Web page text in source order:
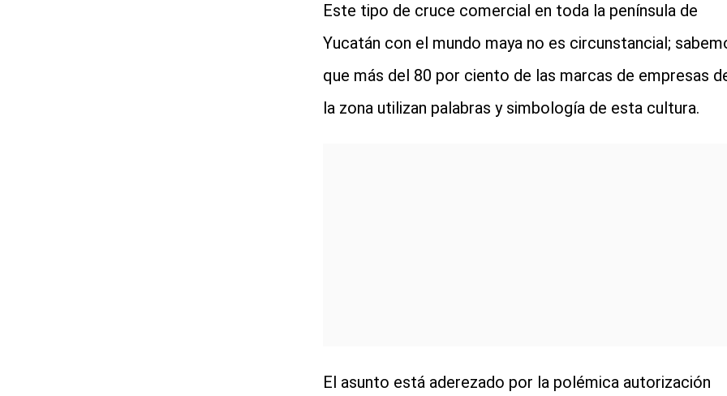
Este tipo de cruce comercial en toda la península de
Yucatán con el mundo maya no es circunstancial;
que más del 80 por ciento de las marcas de empresas
la zona utilizan palabras y simbología de esta cultura.
El asunto está aderezado por la polémica autorización